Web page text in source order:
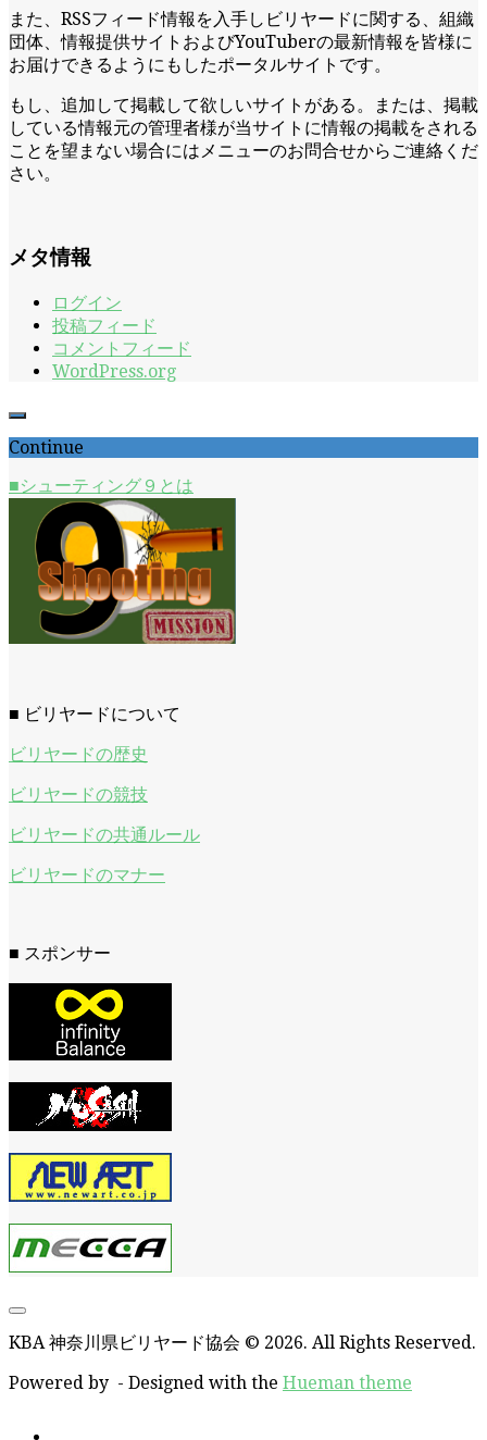
また、RSSフィード情報を入手しビリヤードに関する、組織
団体、情報提供サイトおよびYouTuberの最新情報を皆様に
お届けできるようにもしたポータルサイトです。
もし、追加して掲載して欲しいサイトがある。または、掲載
している情報元の管理者様が当サイトに情報の掲載をされる
ことを望まない場合にはメニューのお問合せからご連絡くだ
さい。
メタ情報
ログイン
投稿フィード
コメントフィード
WordPress.org
Continue
■シューティング９とは
■ ビリヤードについて
ビリヤードの歴史
ビリヤードの競技
ビリヤードの共通ルール
ビリヤードのマナー
■ スポンサー
KBA 神奈川県ビリヤード協会 © 2026. All Rights Reserved.
Powered by - Designed with the Hueman theme